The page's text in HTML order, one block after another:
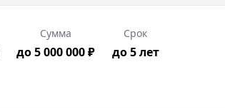
Сумма
до 5 000 000 ₽
Срок
до 5 лет